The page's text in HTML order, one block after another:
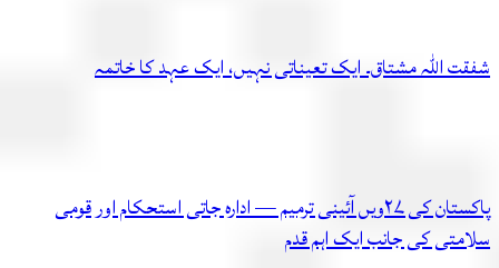
شفقت اللہ مشتاق۔ ایک تعیناتی نہیں، ایک عہد کا خاتمہ
پاکستان کی ۲۷ویں آئینی ترمیم — ادارہ جاتی استحکام اور قومی
سلامتی کی جانب ایک اہم قدم